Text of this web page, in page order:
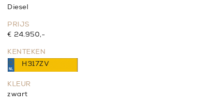
Diesel
PRIJS
€ 24.950,-
KENTEKEN
H317ZV
KLEUR
zwart